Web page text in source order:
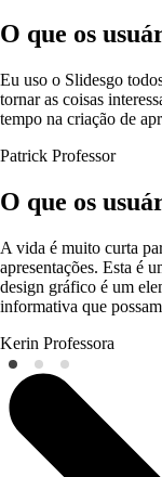
O que os
Eu uso o Slidesgo
tornar as coisas
tempo na criação de
Patrick Professor
O que os
A vida é muito curta
apresentações. Esta é
design gráfico é um
informativa que
Kerin Professora